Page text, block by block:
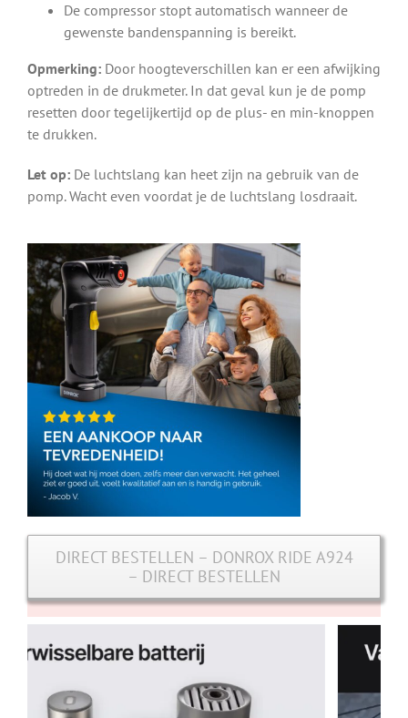
De compressor stopt automatisch wanneer de
gewenste bandenspanning is bereikt.
Opmerking:Door hoogteverschillen kan er een afwijking
optreden in de drukmeter. In dat geval kun je de pomp
resetten door tegelijkertijd op de plus- en min-knoppen
te drukken.
Let op:De luchtslang kan heet zijn na gebruik van de
pomp. Wacht even voordat je de luchtslang losdraait.
DIRECT BESTELLEN – DONROX RIDE A924
– DIRECT BESTELLEN